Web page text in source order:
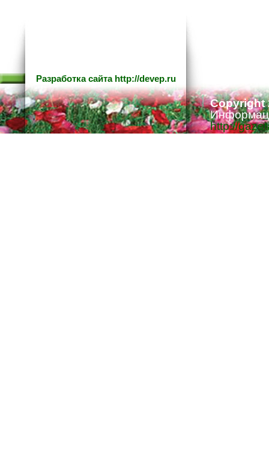
Разработка сайта http://devep.ru
Copyright
http://